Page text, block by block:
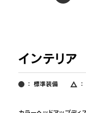
インテリア
： 標準装備 ：